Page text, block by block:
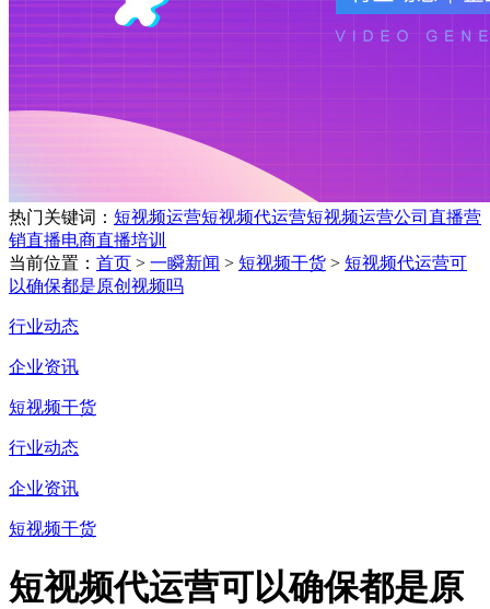
热门关键词： 短视频运营短视频代运营短视频运营公司 直播营
销直播电商直播培训
当前位置： 首页 > 一瞬新闻 > 短视频干货 > 短视频代运营可
以确保都是原创视频吗
行业动态
企业资讯
短视频干货
行业动态
企业资讯
短视频干货
短视频代运营可以确保都是原